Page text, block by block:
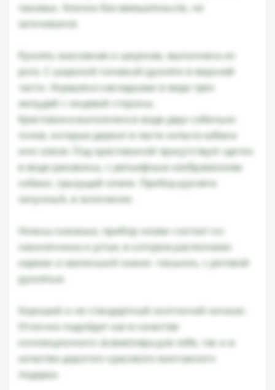
таковых. Клинок без вмешательств, не
затачивался.
Рукоять массивная и широкая, выполнена из
рога. С широкой головкой рукояти в верхней
части. Украшена накладками в виде трех
желудей с лицевой стороны.
Крестовина выполнена в виде двух собачьих
голов, которые держат в пасти копыта кабана
или оленя. Под крестовиной присутствует щиток
в виде раковины, с рельефным изображением
собаки, грызущей оленя. Прибор рукояти
латунный, в золочении.
Ножны кожаные, прибор ножен состоит из
наконечника и устья, в котором расположен
карман и маленький ножик- пасынок, с роговой
рукоятью.
Хороший и не стандартный охотничий кинжал.
Отлично подойдет как в качестве
коллекционного экземпляра для себя, так и в
качестве дорогого красивого винтажного
подарка.